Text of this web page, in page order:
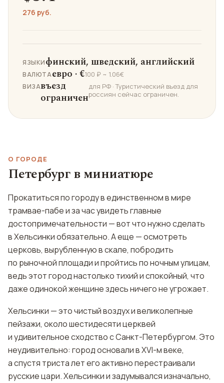
276 руб.
ЯЗЫКИфинский, шведский, английский
ВАЛЮТАевро · €100 ₽ ~ 1.06€
ВИЗАвъезд
ограничен
для РФ · Туристический въезд для
россиян сейчас ограничен.
О ГОРОДЕ
Петербург в миниатюре
Прокатиться по городу в единственном в мире
трамвае-пабе и за час увидеть главные
достопримечательности — вот что нужно сделать
в Хельсинки обязательно. А еще — осмотреть
церковь, вырубленную в скале, побродить
по рыночной площади и пройтись по ночным улицам,
ведь этот город настолько тихий и спокойный, что
даже одинокой женщине здесь ничего не угрожает.
Хельсинки — это чистый воздух и великолепные
пейзажи, около шестидесяти церквей
и удивительное сходство с Санкт-Петербургом. Это
неудивительно: город основали в XVI-м веке,
а спустя триста лет его активно перестраивали
русские цари. Хельсинки и задумывался изначально,